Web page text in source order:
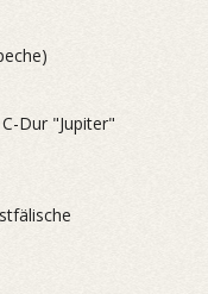
Dur "Jupiter"